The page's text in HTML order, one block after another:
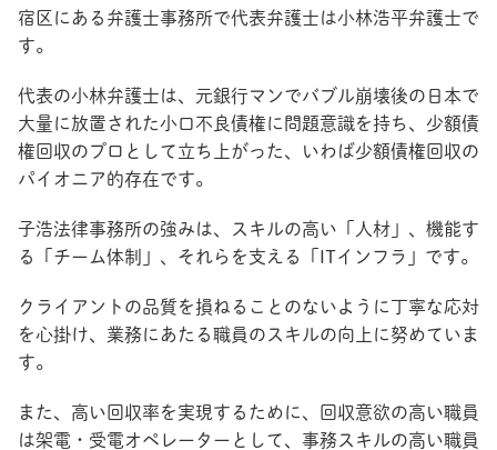
宿区にある弁護士事務所で代表弁護士は小林浩平弁護士で
す。
代表の小林弁護士は、元銀行マンでバブル崩壊後の日本で
大量に放置された小口不良債権に問題意識を持ち、少額債
権回収のプロとして立ち上がった、いわば少額債権回収の
パイオニア的存在です。
子浩法律事務所の強みは、スキルの高い「人材」、機能す
る「チーム体制」、それらを支える「ITインフラ」です。
クライアントの品質を損ねることのないように丁寧な応対
を心掛け、業務にあたる職員のスキルの向上に努めていま
す。
また、高い回収率を実現するために、回収意欲の高い職員
は架電・受電オペレーターとして、事務スキルの高い職員